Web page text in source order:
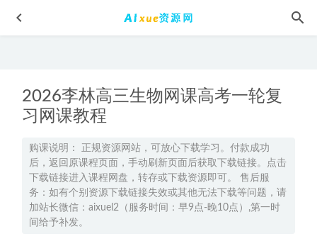
2026李林高三生物网课高考一轮复
习网课教程
购课说明： 正规资源网站，可放心下载学习。付款成功
后，返回原课程页面，手动刷新页面后获取下载链接。点击
下载链接进入课程网盘，转存或下载资源即可。 售后服
务：如有个别资源下载链接失效或其他无法下载等问题，请
加站长微信：aixuel2（服务时间：早9点-晚10点）,第一时
间给予补发。
2023高考押题试题讲义电子版全套-2023河北省高三高考模拟
考试汇总百度网盘打包下载 2023-04-21
【2023考研数学】有道武忠祥领学班视频教程+讲义，7.29G
网课资料百度网盘下载